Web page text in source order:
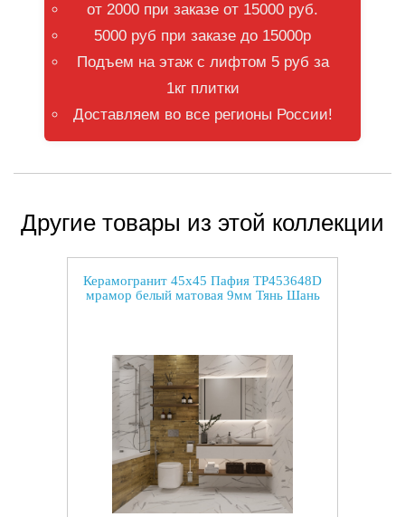
от 2000 при заказе от 15000 руб.
5000 руб при заказе до 15000р
Подъем на этаж с лифтом 5 руб за
1кг плитки
Доставляем во все регионы России!
Другие товары из этой коллекции
Керамогранит 45x45 Пафия TP453648D
мрамор белый матовая 9мм Тянь Шань